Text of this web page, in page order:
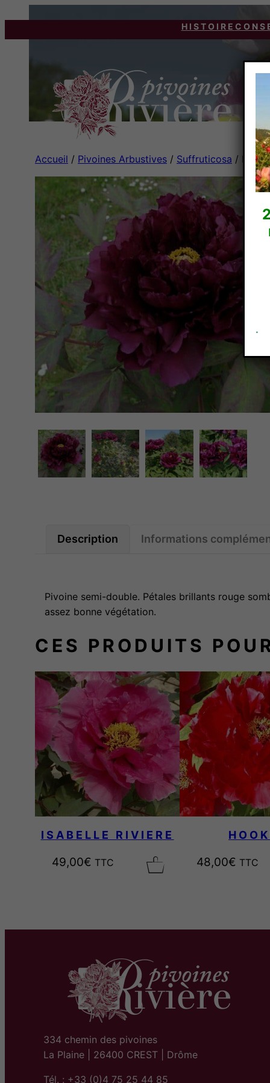
HISTOIRE
Accueil / Pivoines Arbustives / Suffruticosa /
Description Informations
Pivoine semi-double. Pétales brillants rouge
assez bonne végétation.
CES PRODUITS
ISABELLE RIVIERE
49,00€ TTC 48,00€ TTC
334 chemin des pivoines
La Plaine | 26400 CREST | Drôme
Tél. : +33 (0)4 75 25 44 85
.